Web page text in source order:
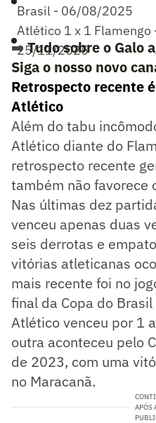
Brasil - 06/08/2025
Atlético 1 x 1
25/11/2025
➡️Tudo sobre o Galo
Siga o nosso novo
Retrospecto recente
Atlético
Além do tabu
Atlético diante do
retrospecto recente
também não favorece
Nas últimas dez
venceu apenas duas
seis derrotas e
vitórias atleticanas
mais recente foi no
final da Copa do
Atlético venceu por 1
outra aconteceu pelo
de 2023, com uma
no Maracanã.
APÓS